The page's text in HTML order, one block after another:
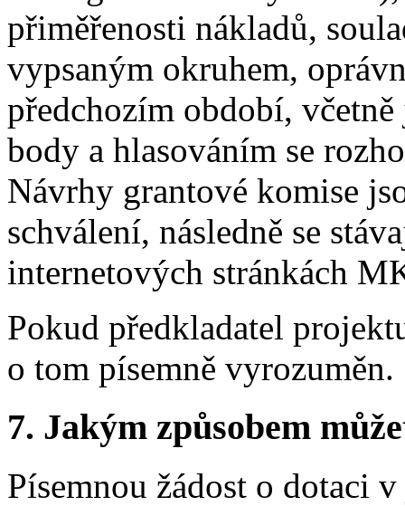
přiměřenosti nákladů,
vypsaným okruhem,
předchozím období,
body a hlasováním se
Návrhy grantové komise
schválení, následně se
internetových stránkách
Pokud předkladatel
o tom písemně vyrozuměn.
7. Jakým způsobem
Písemnou žádost o dotaci